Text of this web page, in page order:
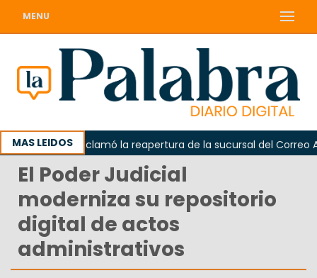
MENU
MAS LEIDOS
Odarda reclamó la reapertura de la sucursal del Correo
El Poder Judicial
moderniza su repositorio
digital de actos
administrativos